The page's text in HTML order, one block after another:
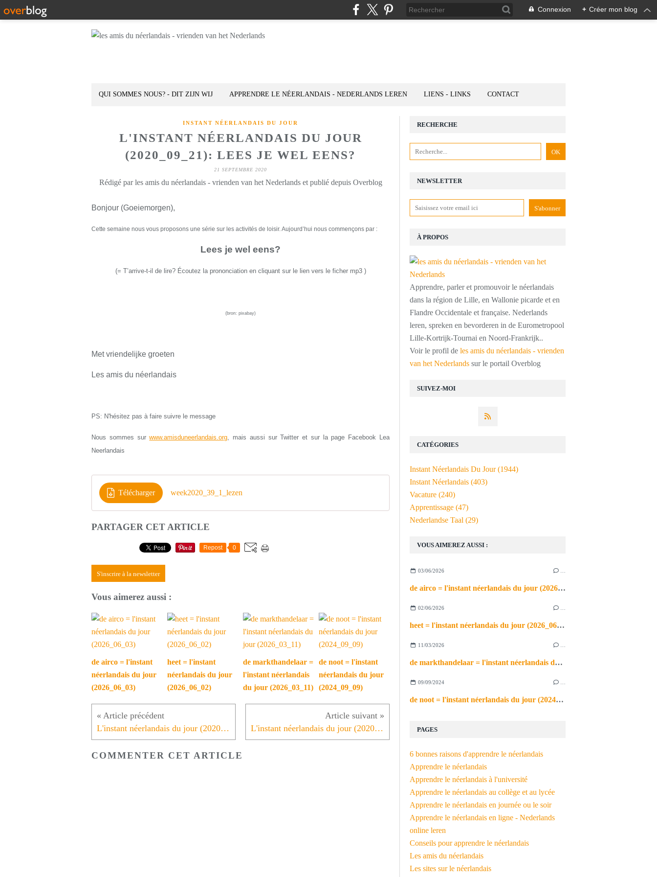
Connexion + Créer mon blog
QUI SOMMES NOUS? - DIT ZIJN WIJ APPRENDRE LE NÉERLANDAIS - NEDERLANDS LEREN LIENS - LINKS CONTACT
INSTANT NÉERLANDAIS DU JOUR
L'INSTANT NÉERLANDAIS DU JOUR
(2020_09_21): LEES JE WEL EENS?
21 SEPTEMBRE 2020
Rédigé par les amis du néerlandais - vrienden van het Nederlands et publié depuis Overblog
Bonjour (Goeiemorgen),
Cette semaine nous vous proposons une série sur les activités de loisir.Aujourd’hui nous commençons par :
Lees je wel eens?
(= T’arrive-t-il de lire? Écoutez la prononciation en cliquant sur le lien vers le ficher mp3)
(bron: pixabay)
Met vriendelijke groeten
Les amis du néerlandais
PS: N'hésitez pas à faire suivre le message
Nous sommes surwww.amisduneerlandais.org, mais aussi sur Twitter et sur la page Facebook Lea
Neerlandais
Télécharger week2020_39_1_lezen
PARTAGER CET ARTICLE
Repost 0
S'inscrire à la newsletter
Vous aimerez aussi :
de airco = l'instant
néerlandais du jour
(2026_06_03)
heet = l'instant
néerlandais du jour
(2026_06_02)
de markthandelaar =
l'instant néerlandais
du jour (2026_03_11)
de noot = l'instant
néerlandais du jour
(2024_09_09)
L'instant néerlandais du jour (2020_09_18): Heb je huisdieren? L'instant néerlandais du jour (2020_09_22) Houd je van romans?
COMMENTER CET ARTICLE
NEWSLETTER
SUIVEZ-MOI
RECHERCHE
À PROPOS
Apprendre, parler et promouvoir le néerlandais
dans la région de Lille, en Wallonie picarde et en
Flandre Occidentale et française. Nederlands
leren, spreken en bevorderen in de Eurometropool
Lille-Kortrijk-Tournai en Noord-Frankrijk..
Voir le profil de les amis du néerlandais - vrienden
van het Nederlands sur le portail Overblog
VOUS AIMEREZ AUSSI :
03/06/2026
de airco = l'instant néerlandais du jour (2026_06_03)
02/06/2026
heet = l'instant néerlandais du jour (2026_06_02)
11/03/2026
de markthandelaar = l'instant néerlandais du jour (2026_03_11)
09/09/2024
de noot = l'instant néerlandais du jour (2024_09_09)
PAGES
6 bonnes raisons d'apprendre le néerlandais
Apprendre le néerlandais
Apprendre le néerlandais à l'université
Apprendre le néerlandais au collège et au lycée
Apprendre le néerlandais en journée ou le soir
Apprendre le néerlandais en ligne - Nederlands
online leren
Conseils pour apprendre le néerlandais
Les amis du néerlandais
Les sites sur le néerlandais
CATÉGORIES
Instant Néerlandais Du Jour(1944)
Instant Néerlandais (403)
Vacature (240)
Apprentissage (47)
Nederlandse Taal (29)